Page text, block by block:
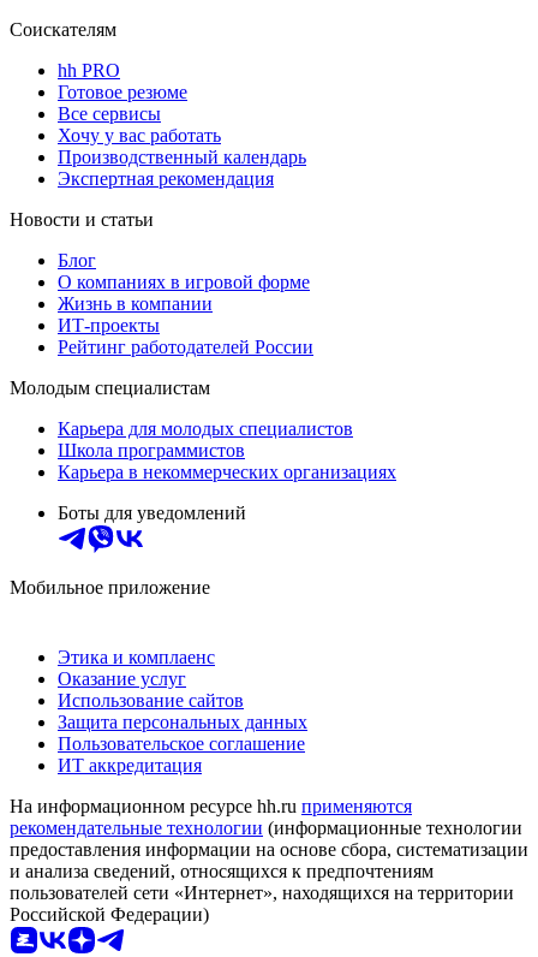
Соискателям
hh PRO
Готовое резюме
Все сервисы
Хочу у вас работать
Производственный календарь
Экспертная рекомендация
Новости и статьи
Блог
О компаниях в игровой форме
Жизнь в компании
ИТ-проекты
Рейтинг работодателей России
Молодым специалистам
Карьера для молодых специалистов
Школа программистов
Карьера в некоммерческих организациях
Боты для уведомлений
Мобильное приложение
Этика и комплаенс
Оказание услуг
Использование сайтов
Защита персональных данных
Пользовательское соглашение
ИТ аккредитация
На информационном ресурсе hh.ru применяются
рекомендательные технологии (информационные технологии
предоставления информации на основе сбора, систематизации
и анализа сведений, относящихся к предпочтениям
пользователей сети «Интернет», находящихся на территории
Российской Федерации)